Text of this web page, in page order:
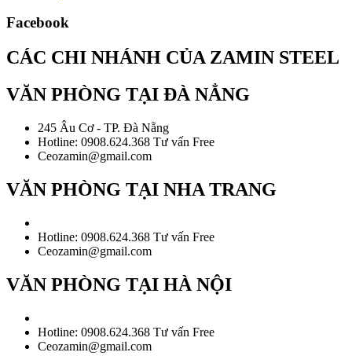
Facebook
CÁC CHI NHÁNH CỦA ZAMIN STEEL
VĂN PHÒNG TẠI ĐÀ NẲNG
245 Âu Cơ - TP. Đà Nẵng
Hotline: 0908.624.368 Tư vấn Free
Ceozamin@gmail.com
VĂN PHÒNG TẠI NHA TRANG
Hotline: 0908.624.368 Tư vấn Free
Ceozamin@gmail.com
VĂN PHÒNG TẠI HÀ NỘI
Hotline: 0908.624.368 Tư vấn Free
Ceozamin@gmail.com